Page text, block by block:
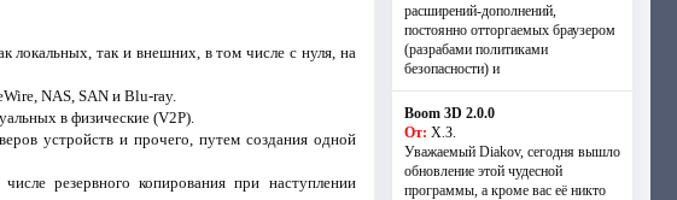
локальных, так и внешних, в том числе с нуля, на
NAS, SAN и Blu-ray.
в физические (V2P).
устройств и прочего, путем создания одной
резервного копирования при наступлении
расширений-дополнений,
постоянно отторгаемых браузером
(разрабами политиками
безопасности) и
Boom 3D 2.0.0
От: Х.З.
Уважаемый Diakov, сегодня вышло
обновление этой чудесной
программы, а кроме вас её никто